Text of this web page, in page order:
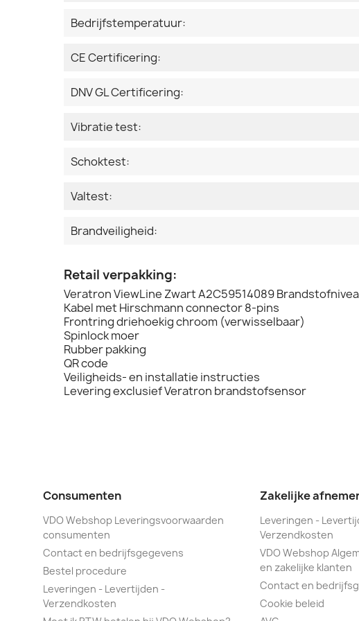
Bedrijfstemperatuur:
CE Certificering:
DNV GL Certificering:
Vibratie test:
Schoktest:
Valtest:
Brandveiligheid:
Retail verpakking:
Veratron ViewLine Zwart A2C59514089
Kabel met Hirschmann connector 8-pins
Frontring driehoekig chroom (verwisselbaar)
Spinlock moer
Rubber pakking
QR code
Veiligheids- en installatie instructies
Levering exclusief Veratron brandstofsensor
Consumenten
VDO Webshop Leveringsvoorwaarden
consumenten
Contact en bedrijfsgegevens
Bestel procedure
Leveringen - Levertijden -
Verzendkosten
Zakelijke
Leveringen -
Verzendkosten
VDO Webshop
en zakelijke klanten
Contact en
Cookie beleid